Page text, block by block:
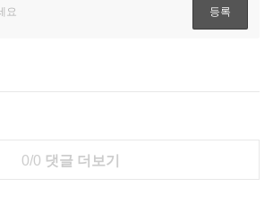
0/0 댓글 더보기